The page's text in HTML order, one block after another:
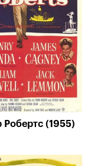
Робертс (1955)